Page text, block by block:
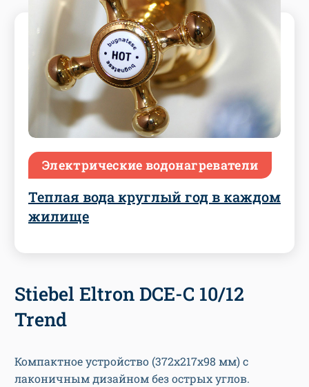
Электрические водонагреватели
Теплая вода круглый год в каждом
жилище
Stiebel Eltron DCE-C 10/12
Trend
Компактное устройство (372х217х98 мм) с
лаконичным дизайном без острых углов.